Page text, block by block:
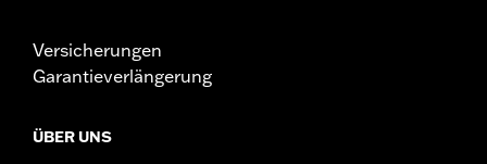
Versicherungen
Garantieverlängerung
ÜBER UNS